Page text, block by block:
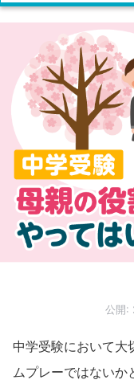
公開:
中学受験において大
ムプレーではないか